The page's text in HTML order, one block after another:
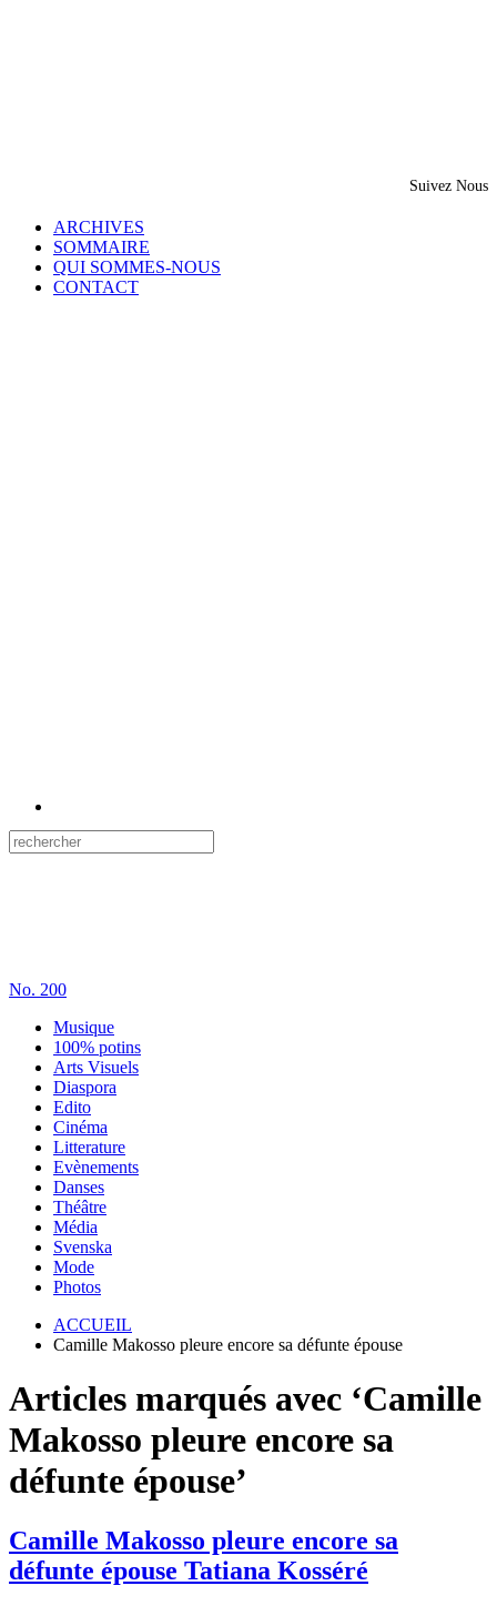
Suivez Nous
ARCHIVES
SOMMAIRE
QUI SOMMES-NOUS
CONTACT
No. 200
Musique
100% potins
Arts Visuels
Diaspora
Edito
Cinéma
Litterature
Evènements
Danses
Théâtre
Média
Svenska
Mode
Photos
ACCUEIL
Camille Makosso pleure encore sa défunte épouse
Articles marqués avec ‘Camille
Makosso pleure encore sa
défunte épouse’
Camille Makosso pleure encore sa
défunte épouse Tatiana Kosséré